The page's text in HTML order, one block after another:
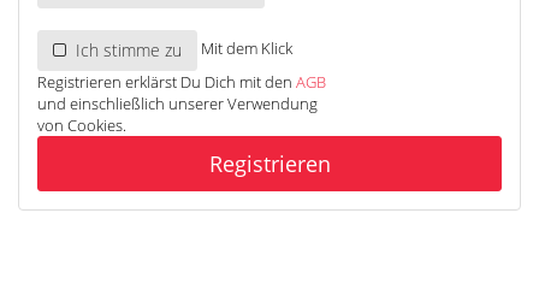
Ich stimme zu
Mit dem Klick
Registrieren erklärst Du Dich mit den AGB
und einschließlich unserer Verwendung
von Cookies.
Registrieren